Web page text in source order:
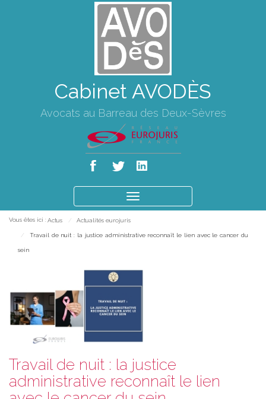
Cabinet AVODÈS
Avocats au Barreau des Deux-Sèvres
le
Vous êtes ici : Actus Actualités eurojuris
Travail de nuit : la justice administrative reconnaît le lien avec le cancer du
sein
Travail de nuit : la justice
administrative reconnaît le lien